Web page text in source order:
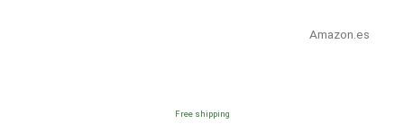
Amazon.es
Free shipping